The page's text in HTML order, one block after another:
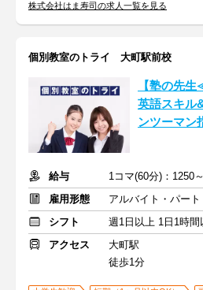
株式会社はま寿司の求人一覧を見る
個別教室のトライ 大町駅前校
【塾の先
英語スキル
ンツーマン
給与
1コマ(60分)：1250
雇用形態
アルバイト・パート
シフト
週1日以上 1日1時間
アクセス
大町駅
徒歩1分